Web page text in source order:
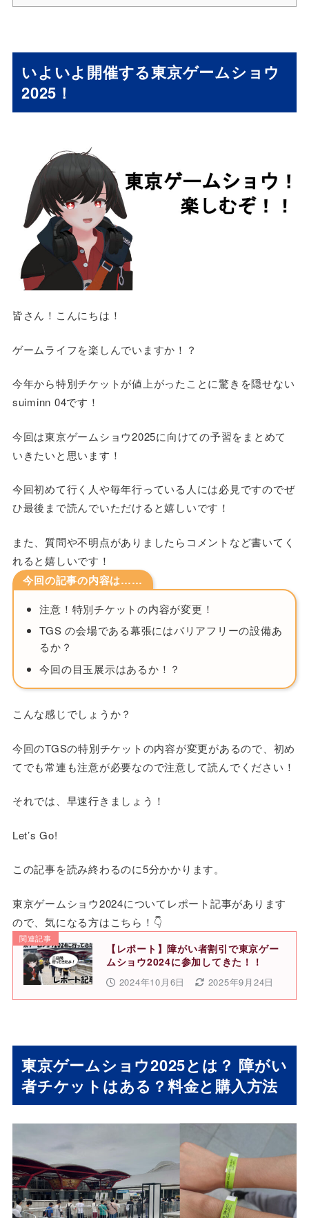
いよいよ開催する東京ゲームショウ
2025！
皆さん！こんにちは！
ゲームライフを楽しんでいますか！？
今年から特別チケットが値上がったことに驚きを隠せない
suiminn 04です！
今回は東京ゲームショウ2025に向けての予習をまとめて
いきたいと思います！
今回初めて行く人や毎年行っている人には必見ですのでぜ
ひ最後まで読んでいただけると嬉しいです！
また、質問や不明点がありましたらコメントなど書いてく
れると嬉しいです！
今回の記事の内容は……
注意！特別チケットの内容が変更！
TGS の会場である幕張にはバリアフリーの設備あ
るか？
今回の目玉展示はあるか！？
こんな感じでしょうか？
今回のTGSの特別チケットの内容が変更があるので、初め
てでも常連も注意が必要なので注意して読んでください！
それでは、早速行きましょう！
Let’s Go!
この記事を読み終わるのに5分かかります。
東京ゲームショウ2024についてレポート記事があります
ので、気になる方はこちら！👇
関連記事
【レポート】障がい者割引で東京ゲー
ムショウ2024に参加してきた！！
2024年10月6日 2025年9月24日
東京ゲームショウ2025とは？ 障がい
者チケットはある？料金と購入方法